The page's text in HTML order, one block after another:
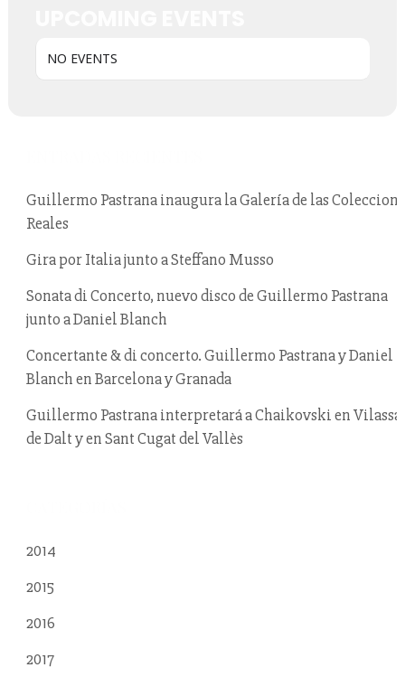
NO EVENTS
Guillermo Pastrana inaugura la Galería de las
Reales
Gira por Italia junto a Steffano Musso
Sonata di Concerto, nuevo disco de Guillermo Pastrana
junto a Daniel Blanch
Concertante & di concerto. Guillermo Pastrana y Daniel
Blanch en Barcelona y Granada
Guillermo Pastrana interpretará a Chaikovski en
de Dalt y en Sant Cugat del Vallès
2014
2015
2016
2017